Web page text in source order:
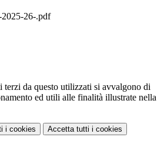
2025-26-.pdf
terzi da questo utilizzati si avvalgono di
ed utili alle finalità illustrate nella
i cookies Accetta tutti i cookies